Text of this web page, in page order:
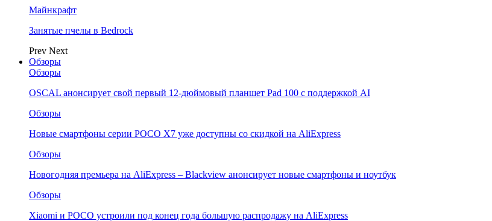
Майнкрафт
Занятые пчелы в Bedrock
Prev Next
Обзоры
Обзоры
OSCAL анонсирует свой первый 12-дюймовый планшет Pad 100 с поддержкой AI
Обзоры
Новые смартфоны серии POCO X7 уже доступны со скидкой на AliExpress
Обзоры
Новогодняя премьера на AliExpress – Blackview анонсирует новые смартфоны и ноутбук
Обзоры
Xiaomi и POCO устроили под конец года большую распродажу на AliExpress